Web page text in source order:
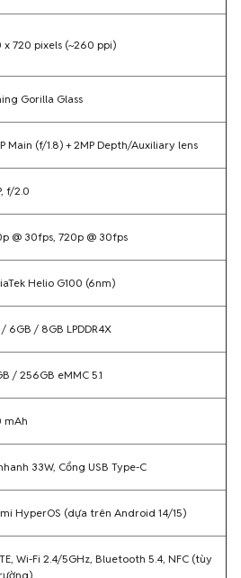
x 720 pixels (~260 ppi)
Gorilla Glass
Main (f/1.8) + 2MP Depth/Auxiliary lens
f/2.0
@ 30fps, 720p @ 30fps
Helio G100 (6nm)
/ 6GB / 8GB LPDDR4X
/ 256GB eMMC 5.1
mAh
33W, Cổng USB Type-C
HyperOS (dựa trên Android 14/15)
Wi-Fi 2.4/5GHz, Bluetooth 5.4, NFC (tùy